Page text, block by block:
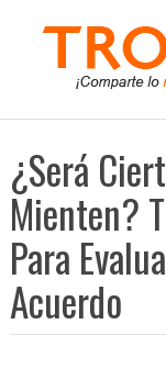
¿Será
Mienten?
Para
Acuerdo